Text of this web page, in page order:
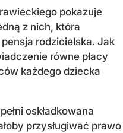
pokazuje
z nich, która
rodzicielska. Jak
równe płacy
każdego dziecka
oskładkowana
przysługiwać prawo